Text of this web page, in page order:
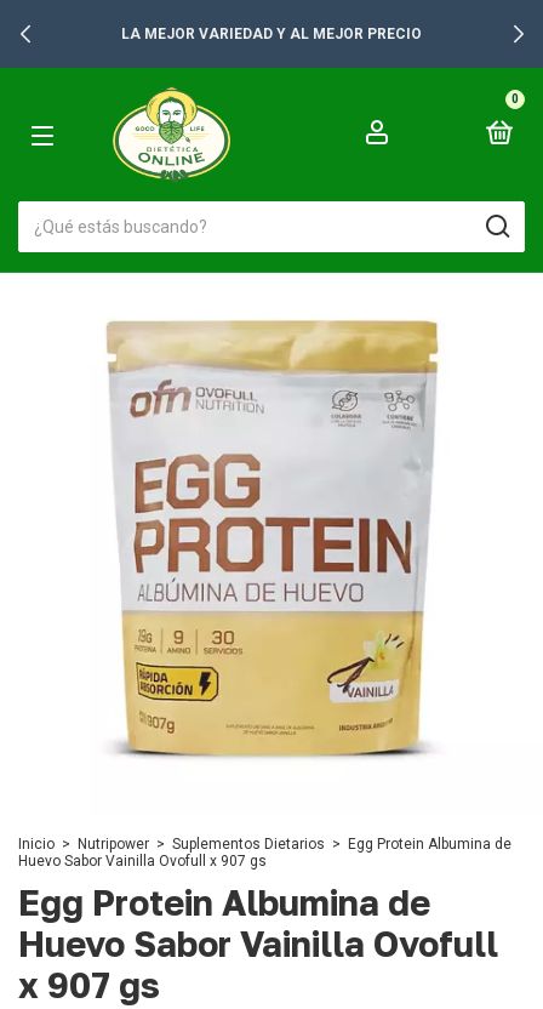
+2500 PRODUCTOS PARA TUS GONDOLAS
0
Inicio > Nutripower > Suplementos Dietarios >
Egg Protein Albumina de
Huevo Sabor Vainilla Ovofull x 907 gs
Egg Protein Albumina de
Huevo Sabor Vainilla Ovofull
x 907 gs